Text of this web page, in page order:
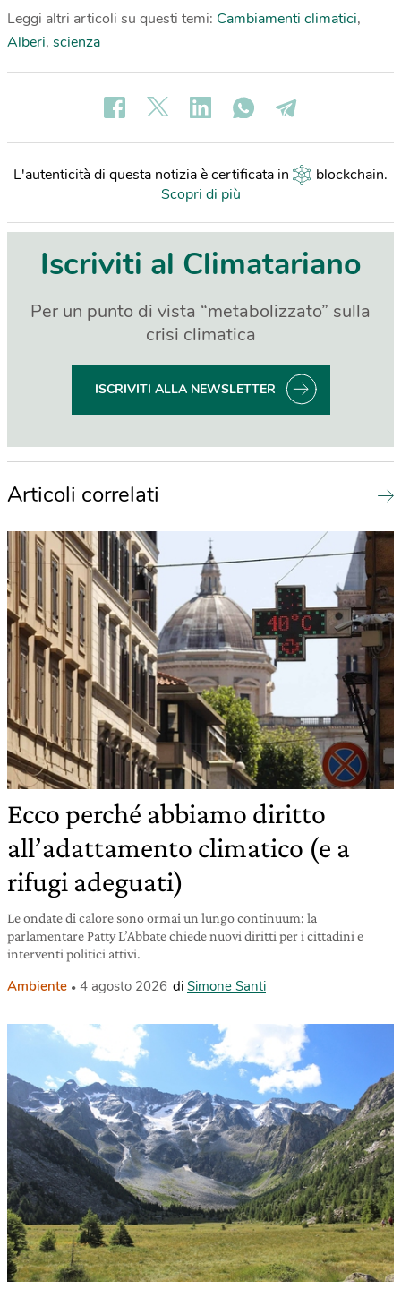
Leggi altri articoli su questi temi: Cambiamenti climatici,
Alberi, scienza
L'autenticità di questa notizia è certificata in blockchain.
Scopri di più
Iscriviti al Climatariano
Per un punto di vista “metabolizzato” sulla
crisi climatica
ISCRIVITI ALLA NEWSLETTER
Articoli correlati
Ecco perché abbiamo diritto
all’adattamento climatico (e a
rifugi adeguati)
Le ondate di calore sono ormai un lungo continuum: la
parlamentare Patty L’Abbate chiede nuovi diritti per i cittadini e
interventi politici attivi.
Ambiente 4 agosto 2026 di Simone Santi